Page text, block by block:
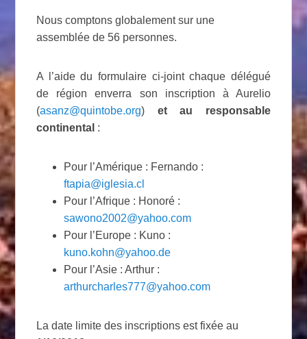
Nous comptons globalement sur une
assemblée de 56 personnes.
A l’aide du formulaire ci-joint chaque délégué
de région enverra son inscription à Aurelio
(asanz@quintobe.org) et au responsable
continental :
Pour l’Amérique : Fernando :
ftapia@iglesia.cl
Pour l’Afrique : Honoré :
sawono2002@yahoo.com
Pour l’Europe : Kuno :
kuno.kohn@yahoo.de
Pour l’Asie : Arthur :
arthurcharles777@yahoo.com
La date limite des inscriptions est fixée au